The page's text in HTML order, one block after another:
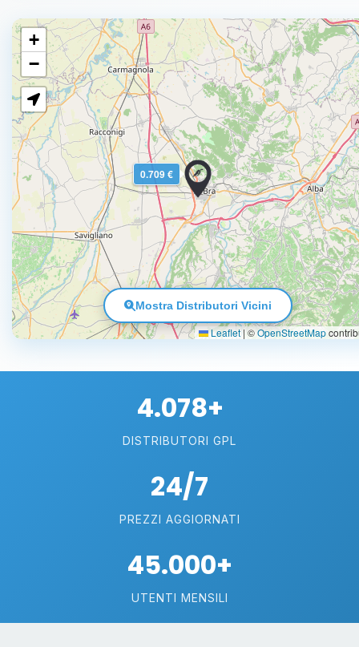
0.709 €
+
−
Leaflet| ©OpenStreetMap
Mostra Distributori Vicini
4.078+
DISTRIBUTORI GPL
24/7
PREZZI AGGIORNATI
45.000+
UTENTI MENSILI